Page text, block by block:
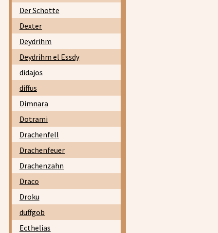
Der Schotte
Dexter
Deydrihm
Deydrihm el Essdy
didajos
diffus
Dimnara
Dotrami
Drachenfell
Drachenfeuer
Drachenzahn
Draco
Droku
duffgob
Ecthelias